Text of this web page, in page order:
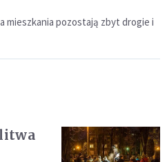
mieszkania pozostają zbyt drogie i